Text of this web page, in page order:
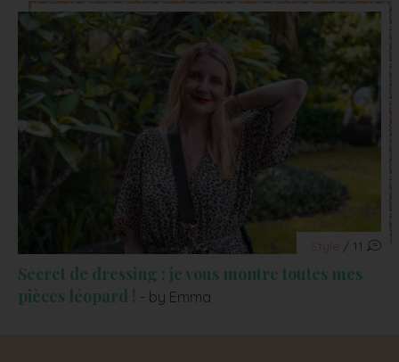
/ 11
Secret de dressing : je vous montre toutes mes
pièces léopard ! - by Emma